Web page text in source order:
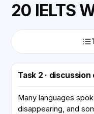
20 IELTS
Task 2 · discussion
Many languages
disappearing, and